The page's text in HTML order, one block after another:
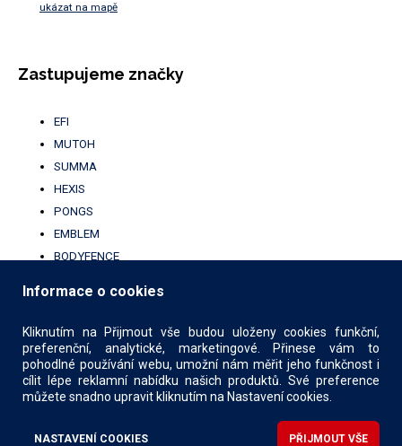
ukázat na mapě
Zastupujeme značky
EFI
MUTOH
SUMMA
HEXIS
PONGS
EMBLEM
BODYFENCE
KALA
© 2026 COMIMPEX PRINT s.r.o.
CMS engine Štefl software
Informace o cookies
Kliknutím na Přijmout vše budou uloženy cookies funkční,
preferenční, analytické, marketingové. Přinese vám to
pohodlné používání webu, umožní nám měřit jeho funkčnost i
cílit lépe reklamní nabídku našich produktů. Své preference
můžete snadno upravit kliknutím na Nastavení cookies.
NASTAVENÍ COOKIES PŘIJMOUT VŠE